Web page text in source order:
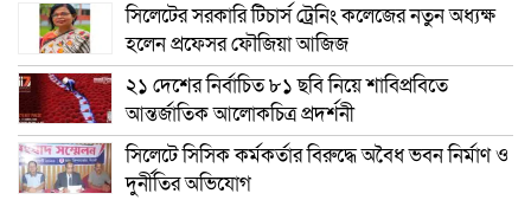
সিলেটের সরকারি টিচার্স ট্রেনিং কলেজের নতুন অধ্যক্ষ
হলেন প্রফেসর ফৌজিয়া আজিজ
২১ দেশের নির্বাচিত ৮১ ছবি নিয়ে শাবিপ্রবিতে
আন্তর্জাতিক আলোকচিত্র প্রদর্শনী
সিলেটে সিসিক কর্মকর্তার বিরুদ্ধে অবৈধ ভবন নির্মাণ ও
দুর্নীতির অভিযোগ